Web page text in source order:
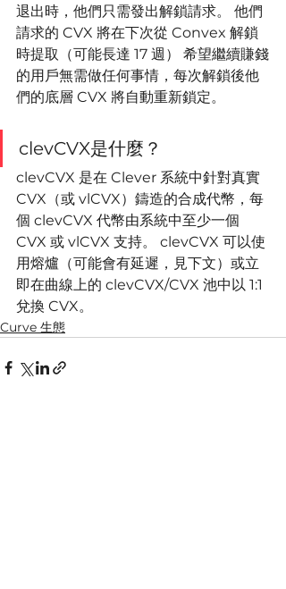
退出時，他們只需發出解鎖請求。 他們
請求的 CVX 將在下次從 Convex 解鎖
時提取（可能長達 17 週） 希望繼續賺錢
的用戶無需做任何事情，每次解鎖後他
們的底層 CVX 將自動重新鎖定。
clevCVX是什麼？
clevCVX 是在 Clever 系統中針對真實
CVX（或 vlCVX）鑄造的合成代幣，每
個 clevCVX 代幣由系統中至少一個
CVX 或 vlCVX 支持。 clevCVX 可以使
用熔爐（可能會有延遲，見下文）或立
即在曲線上的 clevCVX/CVX 池中以 1:1
兌換 CVX。
Curve ​生態